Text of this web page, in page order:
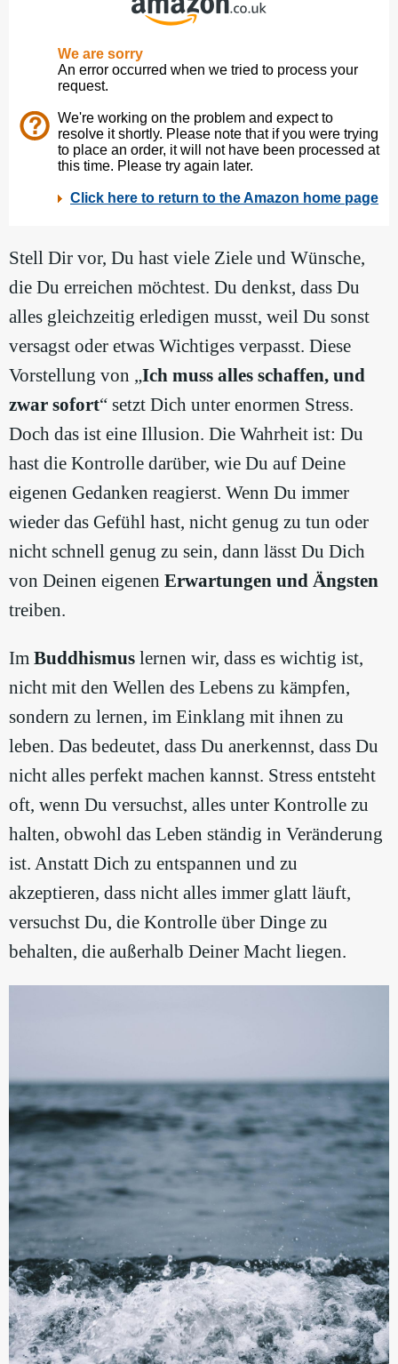
Stell Dir vor, Du hast viele Ziele und Wünsche,
die Du erreichen möchtest. Du denkst, dass Du
alles gleichzeitig erledigen musst, weil Du sonst
versagst oder etwas Wichtiges verpasst. Diese
Vorstellung von „Ich muss alles schaffen, und
zwar sofort“ setzt Dich unter enormen Stress.
Doch das ist eine Illusion. Die Wahrheit ist: Du
hast die Kontrolle darüber, wie Du auf Deine
eigenen Gedanken reagierst. Wenn Du immer
wieder das Gefühl hast, nicht genug zu tun oder
nicht schnell genug zu sein, dann lässt Du Dich
von Deinen eigenen Erwartungen und Ängsten
treiben.
Im Buddhismus lernen wir, dass es wichtig ist,
nicht mit den Wellen des Lebens zu kämpfen,
sondern zu lernen, im Einklang mit ihnen zu
leben. Das bedeutet, dass Du anerkennst, dass Du
nicht alles perfekt machen kannst. Stress entsteht
oft, wenn Du versuchst, alles unter Kontrolle zu
halten, obwohl das Leben ständig in Veränderung
ist. Anstatt Dich zu entspannen und zu
akzeptieren, dass nicht alles immer glatt läuft,
versuchst Du, die Kontrolle über Dinge zu
behalten, die außerhalb Deiner Macht liegen.